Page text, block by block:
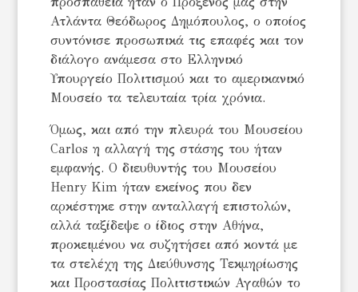
Ατλάντα Θεόδωρος Δημόπουλος, ο οποίος
συντόνισε προσωπικά τις επαφές και τον
διάλογο ανάμεσα στο Ελληνικό
Υπουργείο Πολιτισμού και το αμερικανικό
Μουσείο τα τελευταία τρία χρόνια.
Όμως, και από την πλευρά του Μουσείου
Carlos η αλλαγή της στάσης του ήταν
εμφανής. Ο διευθυντής του Μουσείου
Henry Kim ήταν εκείνος που δεν
αρκέστηκε στην ανταλλαγή επιστολών,
αλλά ταξίδεψε ο ίδιος στην Αθήνα,
προκειμένου να συζητήσει από κοντά με
τα στελέχη της Διεύθυνσης Τεκμηρίωσης
και Προστασίας Πολιτιστικών Αγαθών το